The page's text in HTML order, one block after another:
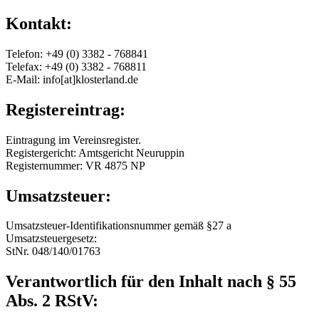
Kontakt:
Telefon: +49 (0) 3382 - 768841
Telefax: +49 (0) 3382 - 768811
E-Mail: info[at]klosterland.de
Registereintrag:
Eintragung im Vereinsregister.
Registergericht: Amtsgericht Neuruppin
Registernummer: VR 4875 NP
Umsatzsteuer:
Umsatzsteuer-Identifikationsnummer gemäß §27 a
Umsatzsteuergesetz:
StNr. 048/140/01763
Verantwortlich für den Inhalt nach § 55
Abs. 2 RStV: